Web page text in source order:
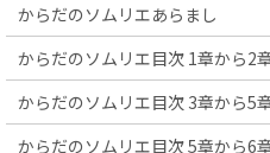
からだのソムリエあらまし
からだのソムリエ目次 1章から2
からだのソムリエ目次 3章から5
からだのソムリエ目次 5章から6